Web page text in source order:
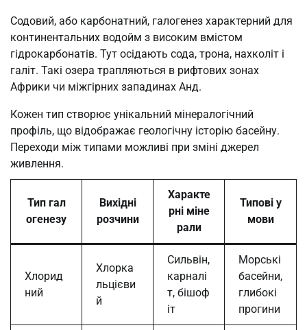
Содовий, або карбонатний, галогенез характерний для
континентальних водойм з високим вмістом
гідрокарбонатів. Тут осідають сода, трона, нахколіт і
галіт. Такі озера трапляються в рифтових зонах
Африки чи міжгірних западинах Анд.
Кожен тип створює унікальний мінералогічний
профіль, що відображає геологічну історію басейну.
Переходи між типами можливі при зміні джерел
живлення.
Тип гал
огенезу
Вихідні
розчини
Характе
рні міне
рали
Типові у
мови
Хлорид
ний
Хлорка
льцієви
й
Сильвін,
карналі
т, бішоф
іт
Морські
басейни,
глибокі
прогини